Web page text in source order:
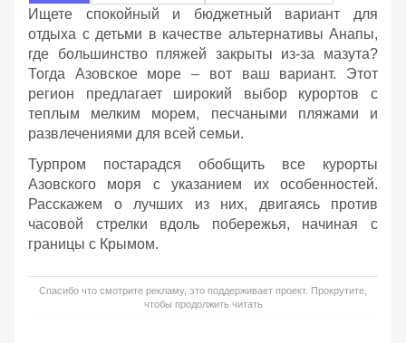
Ищете спокойный и бюджетный вариант для
отдыха с детьми в качестве альтернативы Анапы,
где большинство пляжей закрыты из-за мазута?
Тогда Азовское море – вот ваш вариант. Этот
регион предлагает широкий выбор курортов с
теплым мелким морем, песчаными пляжами и
развлечениями для всей семьи.
Турпром постарадся обобщить все курорты
Азовского моря с указанием их особенностей.
Расскажем о лучших из них, двигаясь против
часовой стрелки вдоль побережья, начиная с
границы с Крымом.
Спасибо что смотрите рекламу, это поддерживает проект. Прокрутите,
чтобы продолжить читать